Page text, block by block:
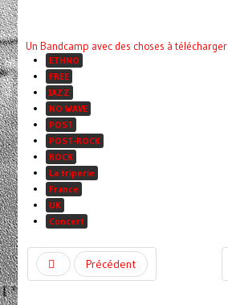
Un Bandcamp avec des choses à télécharger
ETHNO
FREE
JAZZ
NO WAVE
POST
POST-ROCK
ROCK
La triperie
France
UK
Concert
Précédent